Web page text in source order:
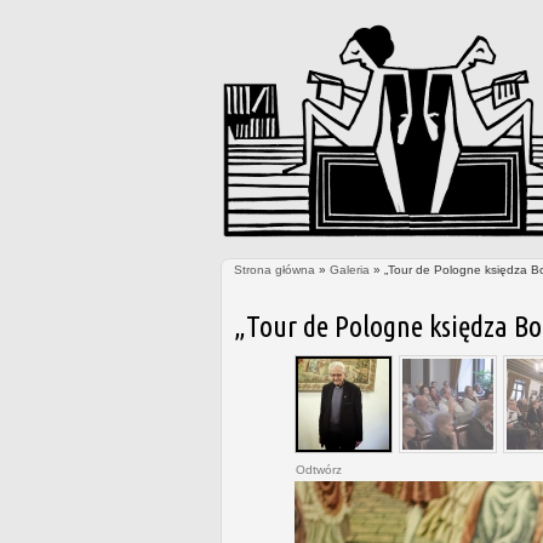
Strona główna » Galeria » „Tour de Pologne księdza
„Tour de Pologne księdza
Odtwórz